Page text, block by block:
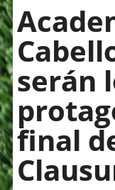
serán
final